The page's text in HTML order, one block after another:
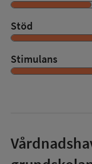
Stöd
Stimulans